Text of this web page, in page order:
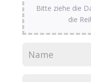
Bitte ziehe die
die